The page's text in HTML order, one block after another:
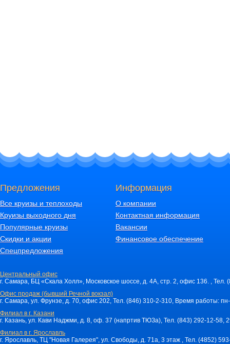
Предложения
Все круизы и теплоходы
Круизы выходного дня
Популярные круизы
Скидки и акции
Спецпредложения
Информация
О компании
Контактная информация
Вакансии
Финансовое обеспечение
Центральный офис
г. Самара, БЦ «Скала Холл», Московское шоссе, д. 4А, стр. 2, офис 136. ,
Офис продаж (бывший Речной вокзал)
г. Самара, ул. Фрунзе, д. 70, офис 202, Тел. (846) 310-2-310, Время работы:
Филиал в г. Казани
г. Казань, ул. Кави Наджми, д. 8, оф. 37 (напртив ТЮЗа), Тел. (843) 292-12-
Филиал в г. Ярославль
г. Ярославль, ТЦ "Новая Галерея", ул. Свободы, д. 71a, 3 этаж , Тел. (4852)